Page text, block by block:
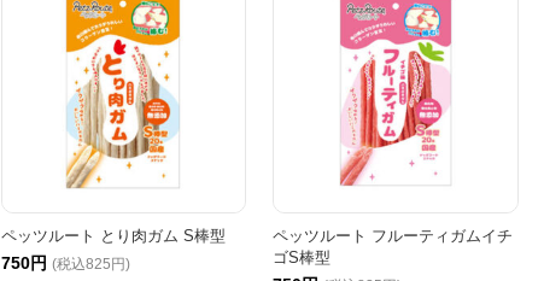
ペッツルート とり肉ガム S棒型
750円 (税込825円)
ペッツルート フルーティガムイチ
ゴS棒型